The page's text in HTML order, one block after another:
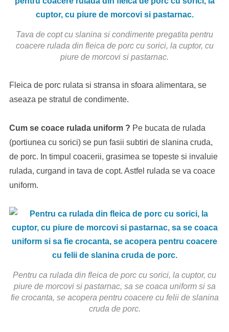
Tava de copt cu slanina si condimente pregatita pentru
coacere rulada din fleica de porc cu sorici, la cuptor, cu
piure de morcovi si pastarnac.
Fleica de porc rulata si stransa in sfoara alimentara, se
aseaza pe stratul de condimente.
Cum se coace rulada uniform ? Pe bucata de rulada
(portiunea cu sorici) se pun fasii subtiri de slanina cruda,
de porc. In timpul coacerii, grasimea se topeste si invaluie
rulada, curgand in tava de copt. Astfel rulada se va coace
uniform.
Pentru ca rulada din fleica de porc cu sorici, la cuptor, cu
piure de morcovi si pastarnac, sa se coaca uniform si sa
fie crocanta, se acopera pentru coacere cu felii de slanina
cruda de porc.